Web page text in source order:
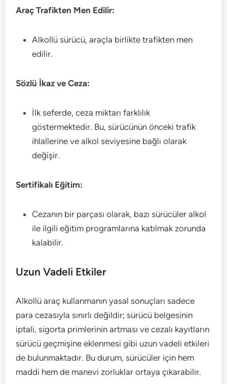
Araç Trafikten Men Edilir:
Alkollü sürücü, araçla birlikte trafikten men
edilir.
Sözlü İkaz ve Ceza:
İlk seferde, ceza miktarı farklılık
göstermektedir. Bu, sürücünün önceki trafik
ihlallerine ve alkol seviyesine bağlı olarak
değişir.
Sertifikalı Eğitim:
Cezanın bir parçası olarak, bazı sürücüler alkol
ile ilgili eğitim programlarına katılmak zorunda
kalabilir.
Uzun Vadeli Etkiler
Alkollü araç kullanmanın yasal sonuçları sadece
para cezasıyla sınırlı değildir; sürücü belgesinin
iptali, sigorta primlerinin artması ve cezalı kayıtların
sürücü geçmişine eklenmesi gibi uzun vadeli etkileri
de bulunmaktadır. Bu durum, sürücüler için hem
maddi hem de manevi zorluklar ortaya çıkarabilir.